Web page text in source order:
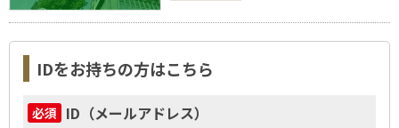
IDをお持ちの方はこちら
必須 ID（メールアドレス）